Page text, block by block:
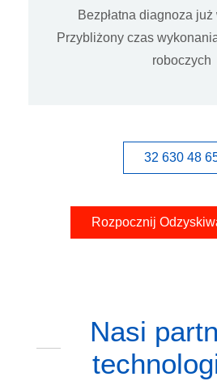
Bezpłatna diagnoza
Przybliżony czas
roboczych
32 630 48
Rozpocznij
Nasi